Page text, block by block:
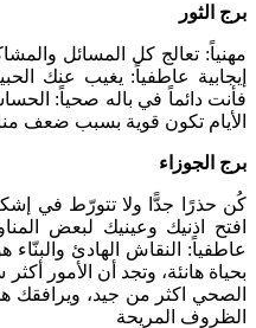
برج الثور
مهنياً: تعالج كل المسائل
إيجابية عاطفياً: يغيب عنك
فأنت دائماً في باله صحياً:
الأيام تكون قوية بسبب ضعف
برج الجوزاء
كُن حذرًا جدًّا ولا تتورّط في
افتح اذنيك وعينيك لبعض
عاطفياً: النقاش الهادئ
بحياة هانئة، وتجد أن الأمور
الصحي اكثر من جيد، ويرافقك
الظروف المريحة